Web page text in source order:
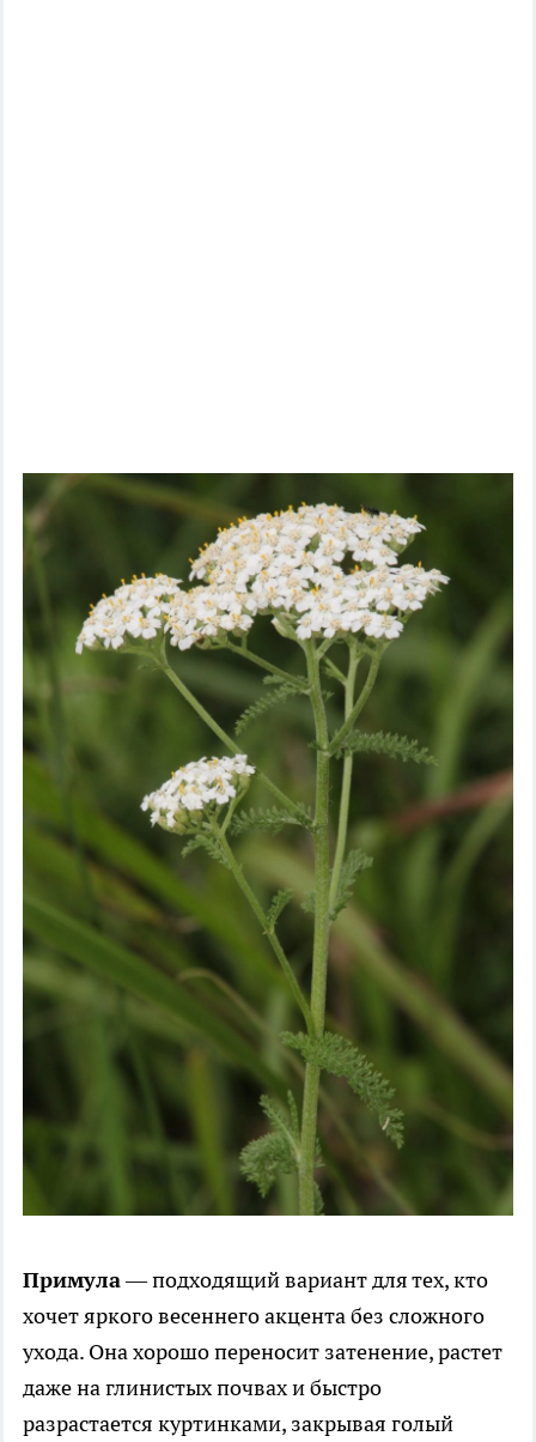
Примула— подходящий вариант для тех, кто
хочет яркого весеннего акцента без сложного
ухода. Она хорошо переносит затенение, растет
даже на глинистых почвах и быстро
разрастается куртинками, закрывая голый